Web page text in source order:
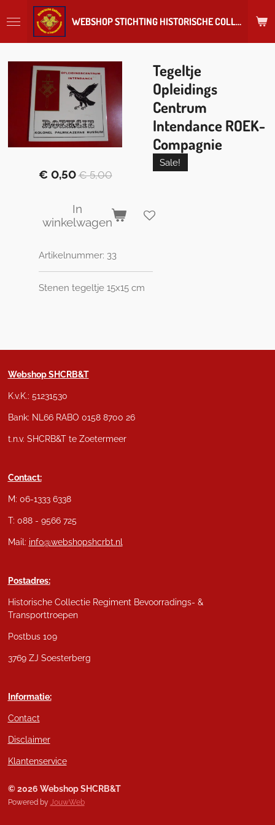
direct
hoofdinhoud
WEBSHOP STICHTING HISTORISCHE COLLECTIE REGIMENT
Tegeltje
Opleidings
Centrum
Intendance ROEK-
Compagnie
Sale!
€ 0,50 € 5,00
In
winkelwagen
Artikelnummer: 33
Stenen tegeltje 15x15 cm
Webshop SHCRB&T
K.v.K.: 51231530
Bank: NL66 RABO 0158 8700 26
t.n.v. SHCRB&T te Zoetermeer
Contact:
M: 06-1333 6338
T: 088 - 9566 725
Mail: info@webshopshcrbt.nl
Postadres:
Historische Collectie Regiment Bevoorradings- &
Transporttroepen
Postbus 109
3769 ZJ Soesterberg
Informatie:
Contact
Disclaimer
Klantenservice
© 2026 Webshop SHCRB&T
Powered by JouwWeb